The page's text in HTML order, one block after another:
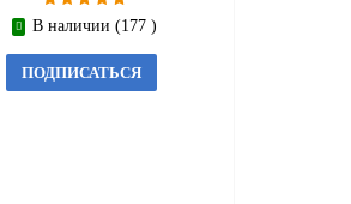
В наличии (177 )
ПОДПИСАТЬСЯ